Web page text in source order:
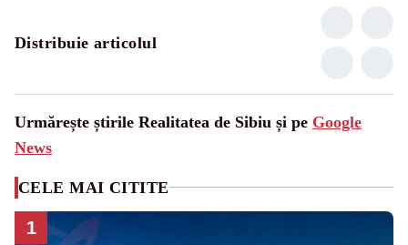
Distribuie articolul
Urmărește știrile Realitatea de Sibiu și pe Google
News
CELE MAI CITITE
1